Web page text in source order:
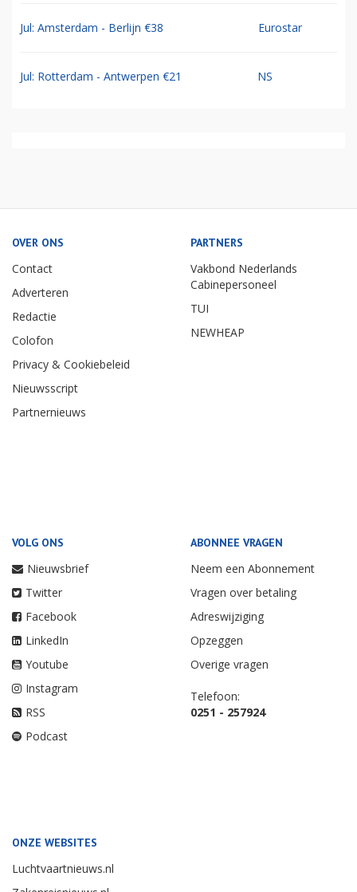
Jul: Amsterdam - Berlijn €38 Eurostar
Jul: Rotterdam - Antwerpen €21 NS
OVER ONS
Contact
Adverteren
Redactie
Colofon
Privacy & Cookiebeleid
Nieuwsscript
Partnernieuws
PARTNERS
Vakbond Nederlands
Cabinepersoneel
TUI
NEWHEAP
VOLG ONS
Nieuwsbrief
Twitter
Facebook
LinkedIn
Youtube
Instagram
RSS
Podcast
ABONNEE VRAGEN
Neem een Abonnement
Vragen over betaling
Adreswijziging
Opzeggen
Overige vragen
Telefoon:
0251 - 257924
ONZE WEBSITES
Luchtvaartnieuws.nl